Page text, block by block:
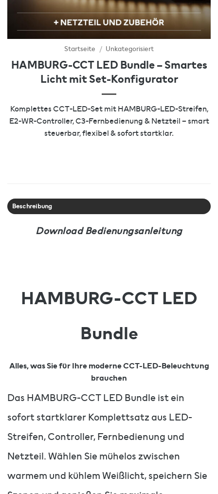
Startseite / Unkategorisiert
HAMBURG-CCT LED Bundle – Smartes
Licht mit Set-Konfigurator
Komplettes CCT-LED-Set mit HAMBURG-LED-Streifen,
E2-WR-Controller, C3-Fernbedienung & Netzteil – smart
steuerbar, flexibel & sofort startklar.
Beschreibung
Download Bedienungsanleitung
HAMBURG-CCT LED
Bundle
Alles, was Sie für Ihre moderne CCT-LED-Beleuchtung
brauchen
Das HAMBURG-CCT LED Bundle ist ein
sofort startklarer Komplettsatz aus LED-
Streifen, Controller, Fernbedienung und
Netzteil. Wählen Sie mühelos zwischen
warmem und kühlem Weißlicht, speichern Sie